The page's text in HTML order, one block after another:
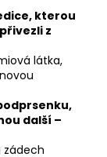
kterou
z
látka,
další –
zádech